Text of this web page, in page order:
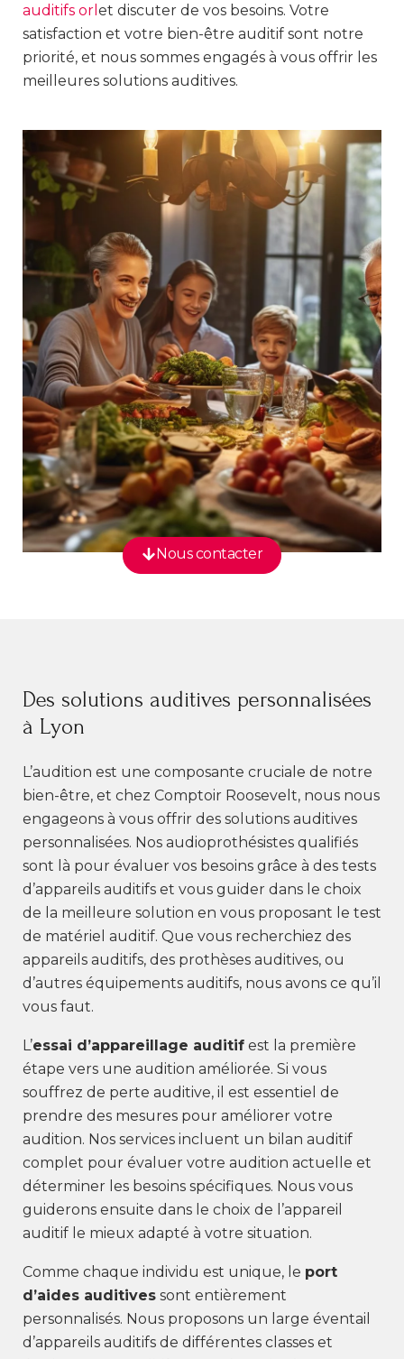
auditifs orl et discuter de vos besoins. Votre
satisfaction et votre bien-être auditif sont notre
priorité, et nous sommes engagés à vous offrir les
meilleures solutions auditives.
Nous contacter
Des solutions auditives personnalisées
à Lyon
L’audition est une composante cruciale de notre
bien-être, et chez Comptoir Roosevelt, nous nous
engageons à vous offrir des solutions auditives
personnalisées. Nos audioprothésistes qualifiés
sont là pour évaluer vos besoins grâce à des tests
d’appareils auditifs et vous guider dans le choix
de la meilleure solution en vous proposant le test
de matériel auditif. Que vous recherchiez des
appareils auditifs, des prothèses auditives, ou
d’autres équipements auditifs, nous avons ce qu’il
vous faut.
L’essai d’appareillage auditif est la première
étape vers une audition améliorée. Si vous
souffrez de perte auditive, il est essentiel de
prendre des mesures pour améliorer votre
audition. Nos services incluent un bilan auditif
complet pour évaluer votre audition actuelle et
déterminer les besoins spécifiques. Nous vous
guiderons ensuite dans le choix de l’appareil
auditif le mieux adapté à votre situation.
Comme chaque individu est unique, le port
d’aides auditives sont entièrement
personnalisés. Nous proposons un large éventail
d’appareils auditifs de différentes classes et